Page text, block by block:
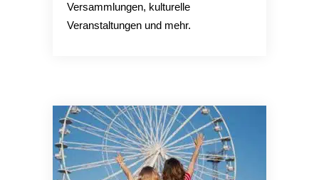
Versammlungen, kulturelle
Veranstaltungen und mehr.